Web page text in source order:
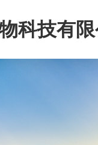
科技有